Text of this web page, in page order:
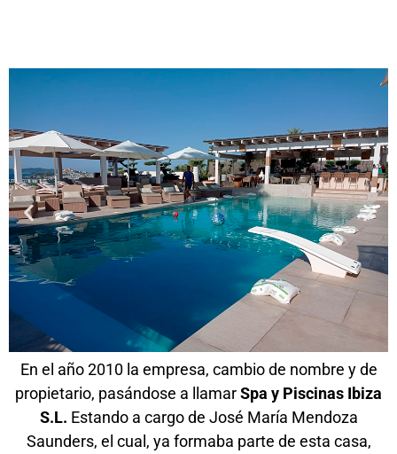
En el año 2010 la empresa, cambio de nombre y de
propietario, pasándose a llamarSpa y Piscinas Ibiza
S.L. Estando a cargo de José María Mendoza
Saunders, el cual, ya formaba parte de esta casa,